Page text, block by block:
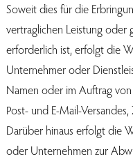
Soweit dies für die
vertraglichen Leistung oder
erforderlich ist, erfolgt die
Unternehmer oder
Namen oder im Auftrag
Post- und E-Mail-
Darüber hinaus erfolgt die
oder Unternehmen zur